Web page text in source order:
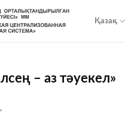
Қазақ
– аз тәуекел»